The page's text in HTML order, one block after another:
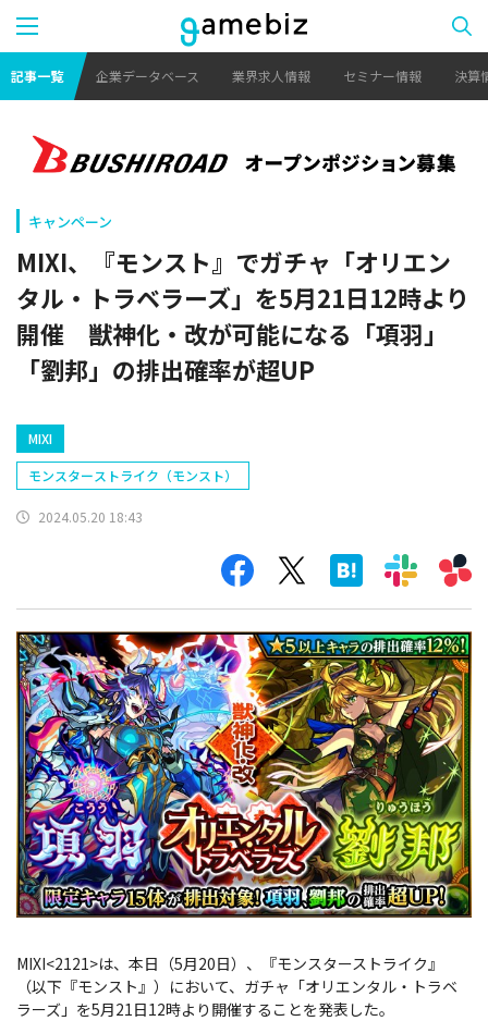
記事一覧 企業データベース 業界求人情報 セミナー情報 決算
キャンペーン
MIXI、『モンスト』でガチャ「オリエン
タル・トラベラーズ」を5月21日12時より
開催 獣神化・改が可能になる「項羽」
「劉邦」の排出確率が超UP
MIXI
モンスターストライク（モンスト）
2024.05.20 18:43
MIXI<2121>は、本日（5月20日）、『モンスターストライク』
（以下『モンスト』）において、ガチャ「オリエンタル・トラベ
ラーズ」を5月21日12時より開催することを発表した。